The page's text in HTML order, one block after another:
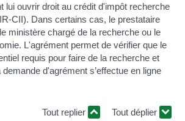
lui ouvrir droit au crédit d'impôt recherche
CII). Dans certains cas, le prestataire
ministère chargé de la recherche ou le
L'agrément permet de vérifier que le
requis pour faire de la recherche et
d'agrément s’effectue en ligne
Tout replier Tout déplier